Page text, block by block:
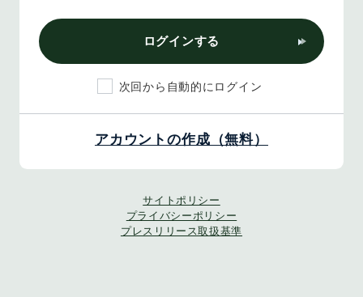
ログインする
次回から自動的にログイン
アカウントの作成（無料）
サイトポリシー
プライバシーポリシー
プレスリリース取扱基準